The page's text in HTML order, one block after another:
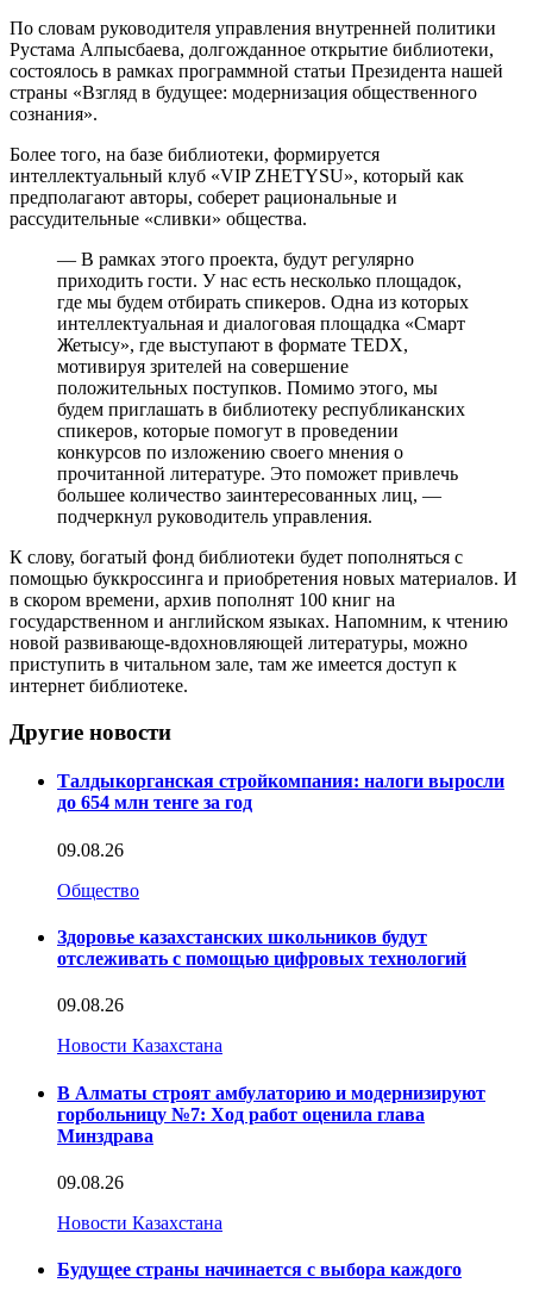
По словам руководителя управления внутренней политики
Рустама Алпысбаева, долгожданное открытие библиотеки,
состоялось в рамках программной статьи Президента нашей
страны «Взгляд в будущее: модернизация общественного
сознания».
Более того, на базе библиотеки, формируется
интеллектуальный клуб «VIP ZHETYSU», который как
предполагают авторы, соберет рациональные и
рассудительные «сливки» общества.
— В рамках этого проекта, будут регулярно
приходить гости. У нас есть несколько площадок,
где мы будем отбирать спикеров. Одна из которых
интеллектуальная и диалоговая площадка «Смарт
Жетысу», где выступают в формате TEDX,
мотивируя зрителей на совершение
положительных поступков. Помимо этого, мы
будем приглашать в библиотеку республиканских
спикеров, которые помогут в проведении
конкурсов по изложению своего мнения о
прочитанной литературе. Это поможет привлечь
большее количество заинтересованных лиц, —
подчеркнул руководитель управления.
К слову, богатый фонд библиотеки будет пополняться с
помощью буккроссинга и приобретения новых материалов. И
в скором времени, архив пополнят 100 книг на
государственном и английском языках. Напомним, к чтению
новой развивающе-вдохновляющей литературы, можно
приступить в читальном зале, там же имеется доступ к
интернет библиотеке.
Другие новости
Талдыкорганская стройкомпания: налоги выросли
до 654 млн тенге за год
09.08.26
Общество
Здоровье казахстанских школьников будут
отслеживать с помощью цифровых технологий
09.08.26
Новости Казахстана
В Алматы строят амбулаторию и модернизируют
горбольницу №7: Ход работ оценила глава
Минздрава
09.08.26
Новости Казахстана
Будущее страны начинается с выбора каждого